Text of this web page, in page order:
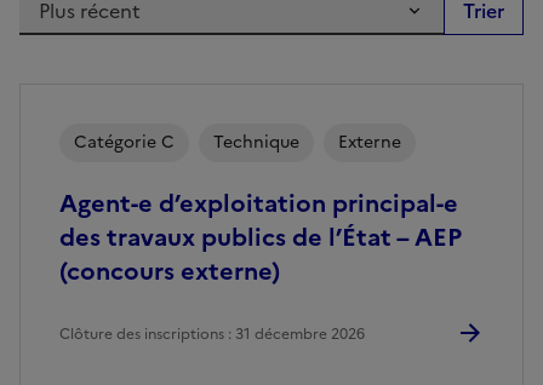
Agent-e d’exploitation principal-e
des travaux publics de l’État – AEP
(concours externe)
Catégorie C Technique Externe
Clôture des inscriptions : 31 décembre 2026